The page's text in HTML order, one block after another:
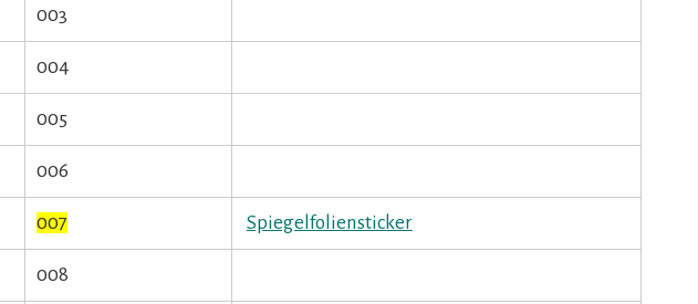
003
004
005
006
007 Spiegelfoliensticker
008